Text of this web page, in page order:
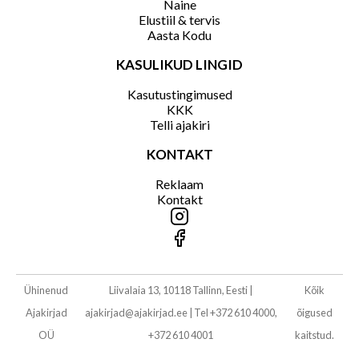
Naine
Elustiil & tervis
Aasta Kodu
KASULIKUD LINGID
Kasutustingimused
KKK
Telli ajakiri
KONTAKT
Reklaam
Kontakt
Ühinenud
Ajakirjad
OÜ
Liivalaia 13, 10118 Tallinn, Eesti
ajakirjad@ajakirjad.ee| Tel +372 610 4000,
+372 610 4001
Kõik
õigused
kaitstud.